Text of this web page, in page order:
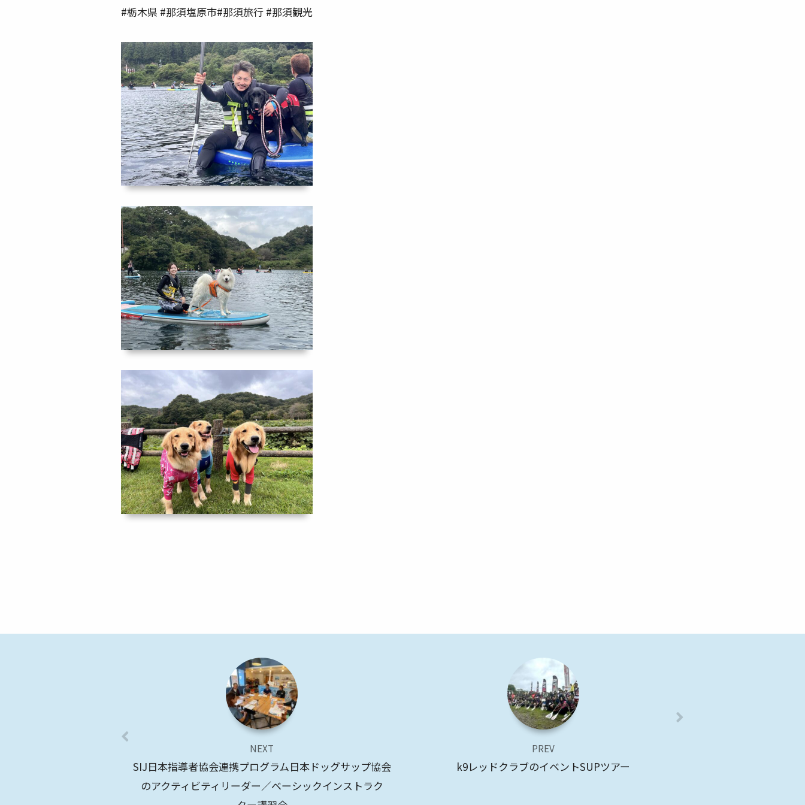
#栃木県 #那須塩原市#那須旅行 #那須観光
NEXT
SIJ日本指導者協会連携プログラム日本ドッグサップ協会
のアクティビティリーダー／ベーシックインストラク
PREV
k9レッドクラブのイベントSUPツアー